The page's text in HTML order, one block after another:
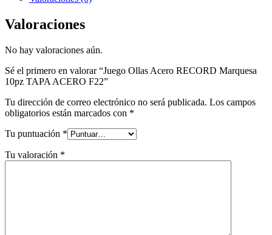
Valoraciones
No hay valoraciones aún.
Sé el primero en valorar “Juego Ollas Acero RECORD Marquesa
10pz TAPA ACERO F22”
Tu dirección de correo electrónico no será publicada. Los campos
obligatorios están marcados con *
Tu puntuación *
Tu valoración *